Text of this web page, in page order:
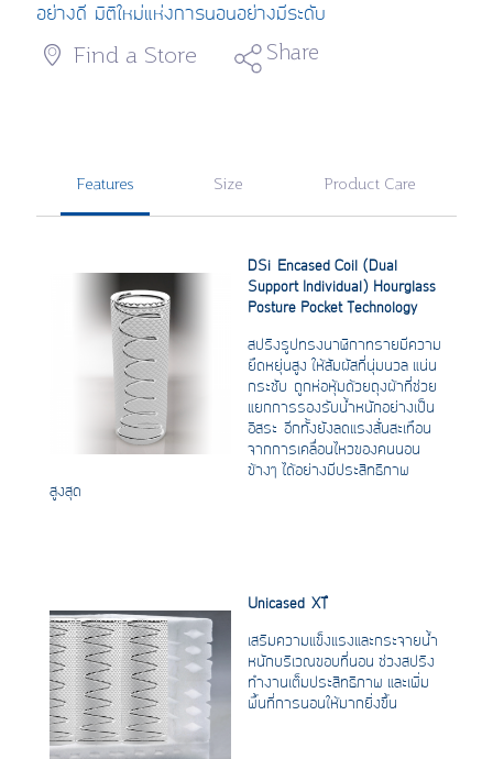
อย่างดี มิติใหม่แห่งการนอนอย่างมีระดับ
Find a Store Share
Features Size Product Care
DSi Encased Coil (Dual
Support Individual) Hourglass
Posture Pocket Technology
สปริงรูปทรงนาฬิกาทรายมีความ
ยืดหยุ่นสูง ให้สัมผัสที่นุ่มนวล แน่น
กระชับ ถูกห่อหุ้มด้วยถุงผ้าที่ช่วย
แยกการรองรับน้ำหนักอย่างเป็น
อิสระ อีกทั้งยังลดแรงสั่นสะเทือน
จากการเคลื่อนไหวของคนนอน
ข้างๆ ได้อย่างมีประสิทธิภาพ
สูงสุด
Unicased XT™
เสริมความแข็งแรงและกระจายน้ำ
หนักบริเวณขอบที่นอน ช่วงสปริง
ทำงานเต็มประสิทธิภาพ และเพิ่ม
พื้นที่การนอนให้มากยิ่งขึ้น